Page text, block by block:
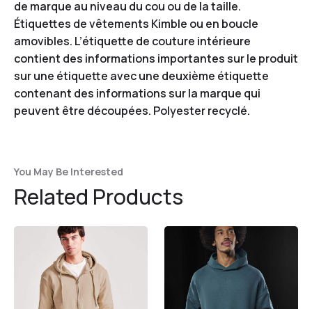
de marque au niveau du cou ou de la taille.
Étiquettes de vêtements Kimble ou en boucle
amovibles. L’étiquette de couture intérieure
contient des informations importantes sur le produit
sur une étiquette avec une deuxième étiquette
contenant des informations sur la marque qui
peuvent être découpées. Polyester recyclé.
You May Be Interested
Related Products